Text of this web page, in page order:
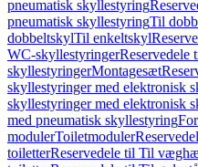
pneumatisk skyllestyring
pneumatisk skyllestyringTil
dobbeltskylTil enkeltskyl
WC-skyllestyringer
skyllestyringerMontagesæt
skyllestyringer med elektronisk
skyllestyringer med elektronisk
med pneumatisk skyllestyring
modulerToiletmoduler
toiletterReservedele til Til